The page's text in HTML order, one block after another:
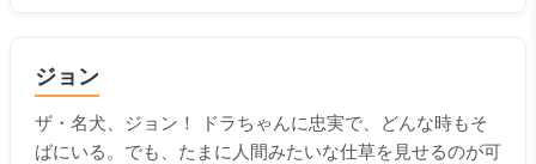
ジョン
ザ・名犬、ジョン！ ドラちゃんに忠実で、どんな時もそ
ばにいる。でも、たまに人間みたいな仕草を見せるのが可